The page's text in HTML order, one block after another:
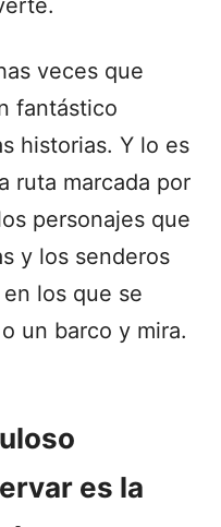
veces que
fantástico
historias. Y lo es
ruta marcada por
personajes que
y los senderos
los que se
un barco y mira.
es la